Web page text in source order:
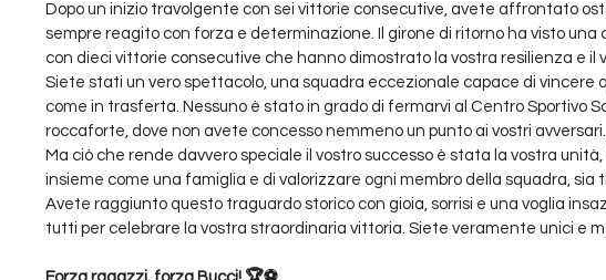
Dopo un inizio travolgente con sei vittorie consecutive, avete affrontato
sempre reagito con forza e determinazione. Il girone di ritorno ha visto una
con dieci vittorie consecutive che hanno dimostrato la vostra resilienza e il
Siete stati un vero spettacolo, una squadra eccezionale capace di vincere
come in trasferta. Nessuno è stato in grado di fermarvi al Centro Sportivo
roccaforte, dove non avete concesso nemmeno un punto ai vostri avversari.
Ma ciò che rende davvero speciale il vostro successo è stata la vostra
insieme come una famiglia e di valorizzare ogni membro della squadra, sia
Avete raggiunto questo traguardo storico con gioia, sorrisi e una voglia
tutti per celebrare la vostra straordinaria vittoria. Siete veramente unici e